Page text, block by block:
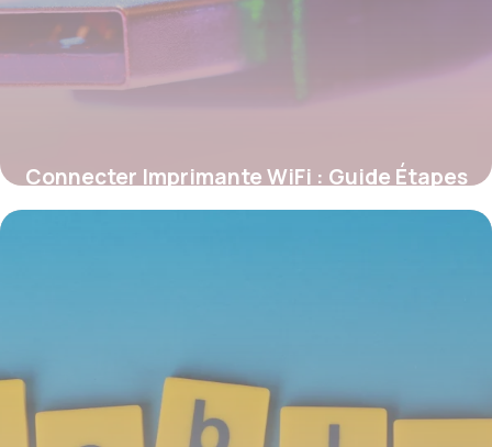
Connecter Imprimante WiFi : Guide Étapes
28 mai 2026